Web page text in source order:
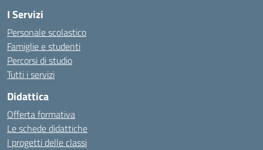
I Servizi
Personale scolastico
Famiglie e studenti
Percorsi di studio
Tutti i servizi
Didattica
Offerta formativa
Le schede didattiche
I progetti delle classi